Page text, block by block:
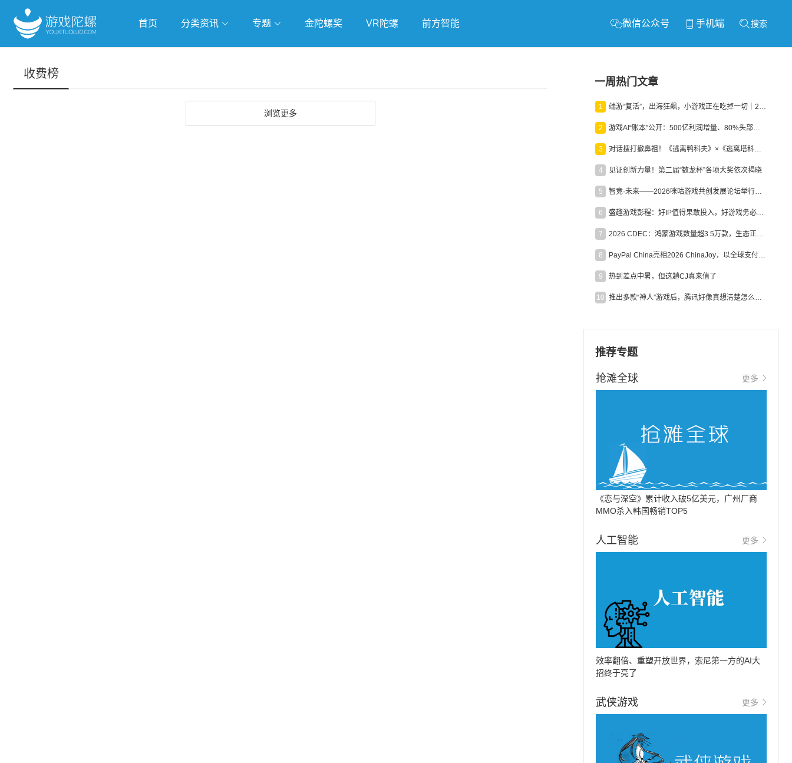
首页 分类资讯 专题 金陀螺奖 VR陀螺 前方智能 微信公众号 手机端 搜索
收费榜
浏览更多
一周热门文章
1 端游“复活”，出海狂飙，小游戏正在吃掉一切｜2026上半年产业报告
2 游戏AI“账本”公开：500亿利润增量、80%头部入局，谁在闷声发财？
3 对话搜打撤鼻祖！《逃离鸭科夫》×《逃离塔科夫》官方线下沙龙落幕
4 见证创新力量！第二届“数龙杯”各项大奖依次揭晓
5 智竞·未来——2026咪咕游戏共创发展论坛举行：聚力精品内容、AI创作与电竞生态，共建高品质益智健康游戏社区
6 盛趣游戏彭程：好IP值得果敢投入，好游戏务必长效经营
7 2026 CDEC：鸿蒙游戏数量超3.5万款，生态正循环加速产业高质量发展
8 PayPal China亮相2026 ChinaJoy，以全球支付能力助力中国游戏企业深化全球运营
9 热到差点中暑，但这趟CJ真来值了
10 推出多款“神人”游戏后，腾讯好像真想清楚怎么做二次元了
推荐专题
抢滩全球 更多
《恋与深空》累计收入破5亿美元，广州厂商
MMO杀入韩国畅销TOP5
人工智能 更多
效率翻倍、重塑开放世界，索尼第一方的AI大
招终于亮了
武侠游戏 更多